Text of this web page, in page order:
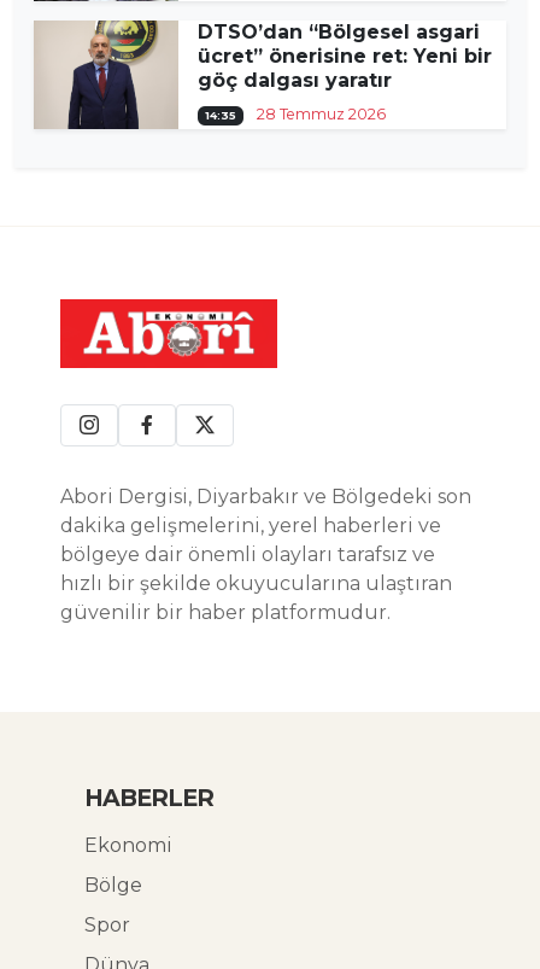
DTSO’dan “Bölgesel asgari
ücret” önerisine ret: Yeni bir
göç dalgası yaratır
14:35 28 Temmuz 2026
Abori Dergisi, Diyarbakır ve Bölgedeki son
dakika gelişmelerini, yerel haberleri ve
bölgeye dair önemli olayları tarafsız ve
hızlı bir şekilde okuyucularına ulaştıran
güvenilir bir haber platformudur.
HABERLER
Ekonomi
Bölge
Spor
Dünya